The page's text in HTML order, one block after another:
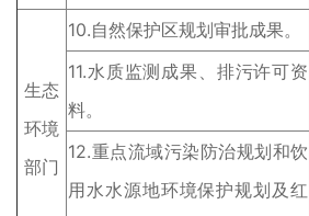
生态
环境
部门
10.自然保护区规划审批成果。
11.水质监测成果、排污许可资
料。
12.重点流域污染防治规划和饮
用水水源地环境保护规划及红